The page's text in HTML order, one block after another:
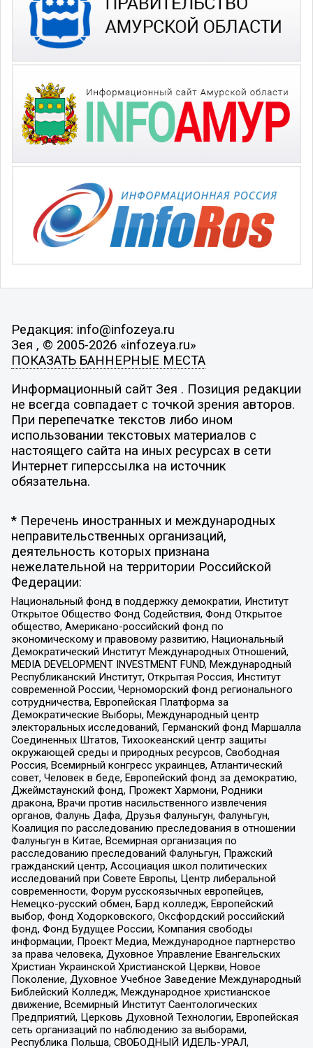
Редакция: info@infozeya.ru
Зея , © 2005-2026 «infozeya.ru»
ПОКАЗАТЬ БАННЕРНЫЕ МЕСТА
Информационный сайт Зея . Позиция редакции
не всегда совпадает с точкой зрения авторов.
При перепечатке текстов либо ином
использовании текстовых материалов с
настоящего сайта на иных ресурсах в сети
Интернет гиперссылка на источник
обязательна.
* Перечень иностранных и международных
неправительственных организаций,
деятельность которых признана
нежелательной на территории Российской
Федерации:
Национальный фонд в поддержку демократии, Институт
Открытое Общество Фонд Содействия, Фонд Открытое
общество, Американо-российский фонд по
экономическому и правовому развитию, Национальный
Демократический Институт Международных Отношений,
MEDIA DEVELOPMENT INVESTMENT FUND, Международный
Республиканский Институт, Открытая Россия, Институт
современной России, Черноморский фонд регионального
сотрудничества, Европейская Платформа за
Демократические Выборы, Международный центр
электоральных исследований, Германский фонд Маршалла
Соединенных Штатов, Тихоокеанский центр защиты
окружающей среды и природных ресурсов, Свободная
Россия, Всемирный конгресс украинцев, Атлантический
совет, Человек в беде, Европейский фонд за демократию,
Джеймстаунский фонд, Прожект Хармони, Родники
дракона, Врачи против насильственного извлечения
органов, Фалунь Дафа, Друзья Фалуньгун, Фалуньгун,
Коалиция по расследованию преследования в отношении
Фалуньгун в Китае, Всемирная организация по
расследованию преследований Фалуньгун, Пражский
гражданский центр, Ассоциация школ политических
исследований при Совете Европы, Центр либеральной
современности, Форум русскоязычных европейцев,
Немецко-русский обмен, Бард колледж, Европейский
выбор, Фонд Ходорковского, Оксфордский российский
фонд, Фонд Будущее России, Компания свободы
информации, Проект Медиа, Международное партнерство
за права человека, Духовное Управление Евангельских
Христиан Украинской Христианской Церкви, Новое
Поколение, Духовное Учебное Заведение Международный
Библейский Колледж, Международное христианское
движение, Всемирный Институт Саентологических
Предприятий, Церковь Духовной Технологии, Европейская
сеть организаций по наблюдению за выборами,
Республика Польша, СВОБОДНЫЙ ИДЕЛЬ-УРАЛ,